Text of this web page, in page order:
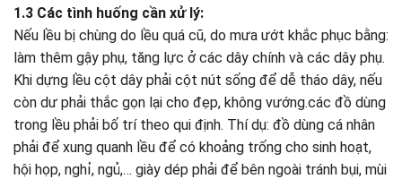
1.3 Các tình huống cần xử lý:
Nếu lều bị chùng do lều quá cũ, do mưa ướt khắc phục bằng:
làm thêm gậy phụ, tăng lực ở các dây chính và các dây phụ.
Khi dựng lều cột dây phải cột nút sống để dễ tháo dây, nếu
còn dư phải thắc gọn lại cho đẹp, không vướng.các đồ dùng
trong lều phải bố trí theo qui định. Thí dụ: đồ dùng cá nhân
phải để xung quanh lều để có khoảng trống cho sinh hoạt,
hội họp, nghỉ, ngủ,… giày dép phải để bên ngoài tránh bụi, mùi